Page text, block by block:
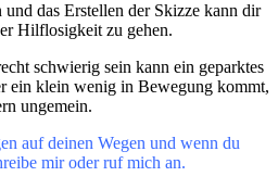
und das Erstellen der Skizze kann dir
Hilflosigkeit zu gehen.
schwierig sein kann ein geparktes
ein klein wenig in Bewegung kommt,
ungemein.
auf deinen Wegen und wenn du
mir oder ruf mich an.